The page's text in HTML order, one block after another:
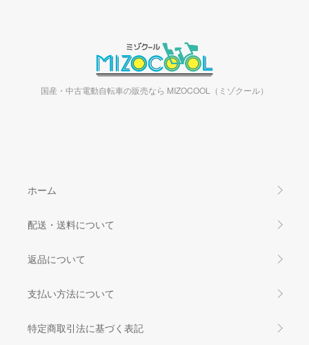
国産・中古電動自転車の販売なら MIZOCOOL（ミゾクール）
ホーム
配送・送料について
返品について
支払い方法について
特定商取引法に基づく表記